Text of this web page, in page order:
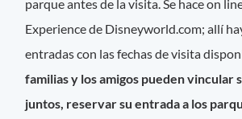
parque antes de la visita. Se hace on
Experience de Disneyworld.com; allí
entradas con las fechas de visita
familias y los amigos pueden vincular
juntos, reservar su entrada a los